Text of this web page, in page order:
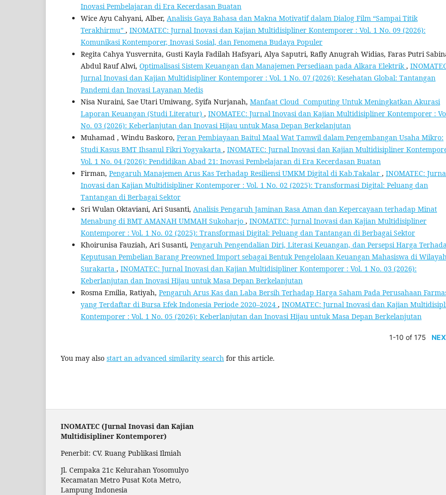
Inovasi Pembelajaran di Era Kecerdasan Buatan
Wice Ayu Cahyani, Alber, Analisis Gaya Bahasa dan Makna Motivatif dalam Dialog Film “Sampai Titik
Terakhirmu” , INOMATEC: Jurnal Inovasi dan Kajian Multidisipliner Kontemporer : Vol. 1 No. 09 (2026):
Komunikasi Kontemporer, Inovasi Sosial, dan Fenomena Budaya Populer
Regita Cahya Yusvernita, Gusti Kayla Fadilah Hafsyari, Alya Saputri, Rafly Anugrah Widias, Faras Putri
Abdul Rauf Alwi, Optimalisasi Sistem Keuangan dan Manajemen Persediaan pada Alkara Elektrik,
Jurnal Inovasi dan Kajian Multidisipliner Kontemporer : Vol. 1 No. 07 (2026): Kesehatan Global: Tantangan
Pandemi dan Inovasi Layanan Medis
Nisa Nuraini, Sae Utari Umiwang, Syifa Nurjanah, Manfaat Cloud Computing Untuk Meningkatkan Akurasi
Laporan Keuangan (Studi Literatur) , INOMATEC: Jurnal Inovasi dan Kajian Multidisipliner Kontemporer :
No. 03 (2026): Keberlanjutan dan Inovasi Hijau untuk Masa Depan Berkelanjutan
Muhamad , Windu Baskoro, Peran Pembiayaan Baitul Maal Wat Tamwil dalam Pengembangan Usaha Mikro:
Studi Kasus BMT Ihsanul Fikri Yogyakarta , INOMATEC: Jurnal Inovasi dan Kajian Multidisipliner
Vol. 1 No. 04 (2026): Pendidikan Abad 21: Inovasi Pembelajaran di Era Kecerdasan Buatan
Firman, Pengaruh Manajemen Arus Kas Terhadap Resiliensi UMKM Digital di Kab.Takalar , INOMATEC:
Inovasi dan Kajian Multidisipliner Kontemporer : Vol. 1 No. 02 (2025): Transformasi Digital: Peluang dan
Tantangan di Berbagai Sektor
Sri Wulan Oktaviani, Ari Susanti, Analisis Pengaruh Jaminan Rasa Aman dan Kepercayaan terhadap Minat
Menabung di BMT AMANAH UMMAH Sukoharjo , INOMATEC: Jurnal Inovasi dan Kajian Multidisipliner
Kontemporer : Vol. 1 No. 02 (2025): Transformasi Digital: Peluang dan Tantangan di Berbagai Sektor
Khoirunisa Fauziah, Ari Susanti, Pengaruh Pengendalian Diri, Literasi Keuangan, dan Persepsi Harga
Keputusan Pembelian Barang Preowned Import sebagai Bentuk Pengelolaan Keuangan Mahasiswa di
Surakarta , INOMATEC: Jurnal Inovasi dan Kajian Multidisipliner Kontemporer : Vol. 1 No. 03 (2026):
Keberlanjutan dan Inovasi Hijau untuk Masa Depan Berkelanjutan
Rosma Emilia, Ratiyah, Pengaruh Arus Kas dan Laba Bersih Terhadap Harga Saham Pada Perusahaan
yang Terdaftar di Bursa Efek Indonesia Periode 2020–2024 , INOMATEC: Jurnal Inovasi dan Kajian
Kontemporer : Vol. 1 No. 05 (2026): Keberlanjutan dan Inovasi Hijau untuk Masa Depan Berkelanjutan
1-10 of 175
You may also start an advanced similarity search for this article.
INOMATEC (Jurnal Inovasi dan Kajian
Multidisipliner Kontemporer)
Penerbit: CV. Ruang Publikasi Ilmiah
Jl. Cempaka 21c Kelurahan Yosomulyo
Kecamatan Metro Pusat Kota Metro,
Lampung Indonesia